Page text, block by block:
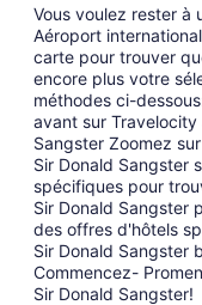
Vous voulez rester à
Aéroport
carte pour trouver
encore plus votre
méthodes ci-
avant sur Travelocity
Sangster Zoomez
Sir Donald Sangster
spécifiques pour
Sir Donald Sangster
des offres d'hôtels
Sir Donald Sangster
Commencez-
Sir Donald Sangster!